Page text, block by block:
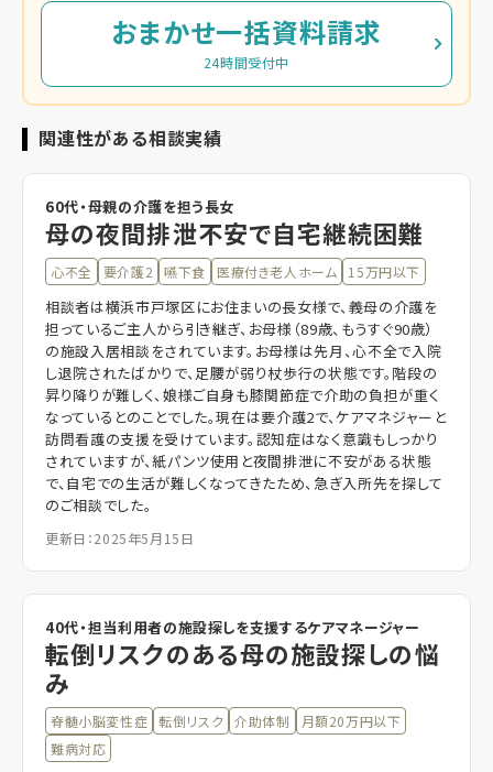
おまかせ一括資料請求
24時間受付中
関連性がある相談実績
60代・母親の介護を担う長女
母の夜間排泄不安で自宅継続困難
心不全 要介護2 嚥下食 医療付き老人ホーム 15万円以下
相談者は横浜市戸塚区にお住まいの長女様で、義母の介護を
担っているご主人から引き継ぎ、お母様（89歳、もうすぐ90歳）
の施設入居相談をされています。お母様は先月、心不全で入院
し退院されたばかりで、足腰が弱り杖歩行の状態です。階段の
昇り降りが難しく、娘様ご自身も膝関節症で介助の負担が重く
なっているとのことでした。現在は要介護2で、ケアマネジャーと
訪問看護の支援を受けています。認知症はなく意識もしっかり
されていますが、紙パンツ使用と夜間排泄に不安がある状態
で、自宅での生活が難しくなってきたため、急ぎ入所先を探して
のご相談でした。
更新日：2025年5月15日
40代・担当利用者の施設探しを支援するケアマネージャー
転倒リスクのある母の施設探しの悩
み
脊髄小脳変性症 転倒リスク 介助体制
月額20万円以下
難病対応